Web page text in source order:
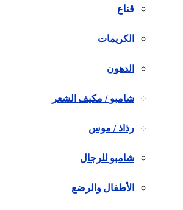
قناع
الكريمات
الدهون
شامبو / مكيف الشعر
رذاذ / موس
شامبو للرجال
الأطفال والرضع